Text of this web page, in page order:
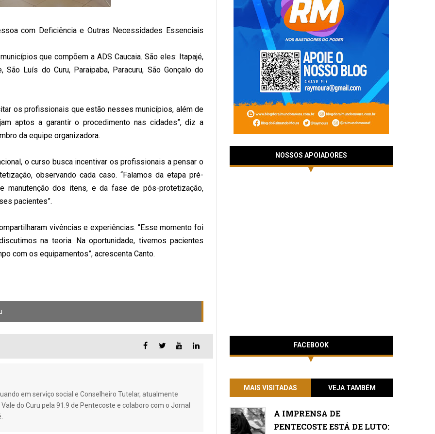
com Deficiência e Outras Necessidades Essenciais
que compõem a ADS Caucaia. São eles: Itapajé,
São Luís do Curu, Paraipaba, Paracuru, São Gonçalo do
os profissionais que estão nesses municípios, além de
aptos a garantir o procedimento nas cidades”, diz a
da equipe organizadora.
o curso busca incentivar os profissionais a pensar o
observando cada caso. “Falamos da etapa pré-
manutenção dos itens, e da fase de pós-protetização,
pacientes”.
vivências e experiências. “Esse momento foi
na teoria. Na oportunidade, tivemos pacientes
com os equipamentos”, acrescenta Canto.
em serviço social e Conselheiro Tutelar, atualmente
do Curu pela 91.9 de Pentecoste e colaboro com o Jornal
NOSSOS APOIADORES
FACEBOOK
MAIS VISITADAS VEJA TAMBÉM
A IMPRENSA DE
PENTECOSTE ESTÁ DE LUTO: